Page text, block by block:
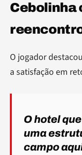
Cebolinha
O jogador
a satisfação em
O hotel
uma
campo